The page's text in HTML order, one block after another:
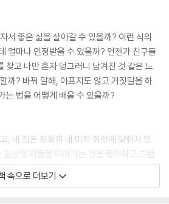
서 좋은 삶을 살아갈 수 있을까? 이런 식의
얼마나 인정받을 수 있을까? 언젠가 친구들
찾고 나만 혼자 덩그러니 남겨진 것 같은 느
까? 바꿔 말해, 아프지도 않고 거짓말을 하
는 법을 어떻게 배울 수 있을까?
, 내 집은 정확히 내 미적 취향에 맞춰져 있
일상적 리듬을 따라가는 것을 좋아하고 그런
도 변명할 필요가 없는 것도 좋다. 물론 나는
들과 함께 나눈다. 하지만 혼자 있는 것도 좋
속으로 더보기